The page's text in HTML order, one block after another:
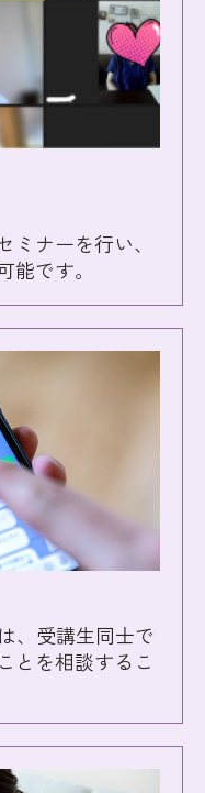
ナーを行い、
です。
、受講生同士で
とを相談するこ